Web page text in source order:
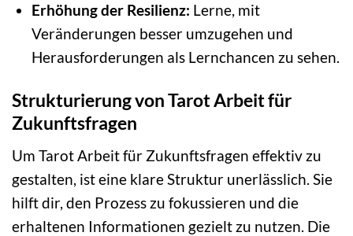
Erhöhung der Resilienz: Lerne, mit
Veränderungen besser umzugehen und
Herausforderungen als Lernchancen zu sehen.
Strukturierung von Tarot Arbeit für
Zukunftsfragen
Um Tarot Arbeit für Zukunftsfragen effektiv zu
gestalten, ist eine klare Struktur unerlässlich. Sie
hilft dir, den Prozess zu fokussieren und die
erhaltenen Informationen gezielt zu nutzen. Die